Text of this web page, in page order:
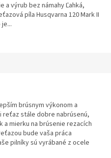
a výrub bez námahy Ľahká,
píla Husqvarna 120 Mark II
brúsnym výkonom a
stále dobre nabrúsenú,
mierku na brúsenie rezacích
bude vaša práca
pilníky sú vyrábané z ocele